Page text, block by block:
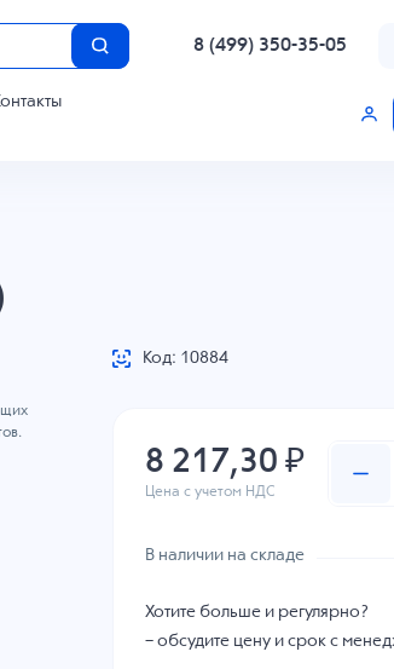
8 (499) 350-35-05
Код: 10884
8 217,30 ₽
Цена с учетом НДС
В наличии на складе
Хотите больше и регулярно?
– обсудите цену и срок с